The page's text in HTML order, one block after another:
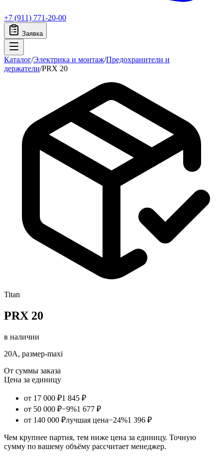
+7 (911) 771-20-00
Заявка
Каталог/Электрика и монтаж/Предохранители и
держатели/PRX 20
Titan
PRX 20
в наличии
20А, размер-maxi
От суммы заказа
Цена за единицу
от 17 000 ₽1 845 ₽
от 50 000 ₽−9%1 677 ₽
от 140 000 ₽лучшая цена−24%1 396 ₽
Чем крупнее партия, тем ниже цена за единицу. Точную
сумму по вашему объёму рассчитает менеджер.